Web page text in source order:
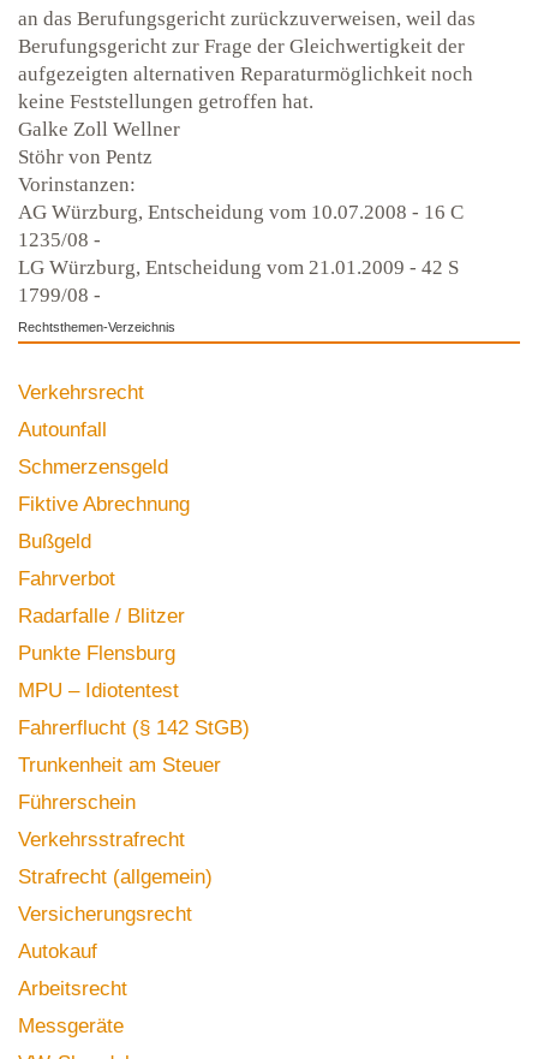
an das Berufungsgericht zurückzuverweisen, weil das
Berufungsgericht zur Frage der Gleichwertigkeit der
aufgezeigten alternativen Reparaturmöglichkeit noch
keine Feststellungen getroffen hat.
Galke Zoll Wellner
Stöhr von Pentz
Vorinstanzen:
AG Würzburg, Entscheidung vom 10.07.2008 - 16 C
1235/08 -
LG Würzburg, Entscheidung vom 21.01.2009 - 42 S
1799/08 -
Rechtsthemen-Verzeichnis
Verkehrsrecht
Autounfall
Schmerzensgeld
Fiktive Abrechnung
Bußgeld
Fahrverbot
Radarfalle / Blitzer
Punkte Flensburg
MPU – Idiotentest
Fahrerflucht (§ 142 StGB)
Trunkenheit am Steuer
Führerschein
Verkehrsstrafrecht
Strafrecht (allgemein)
Versicherungsrecht
Autokauf
Arbeitsrecht
Messgeräte